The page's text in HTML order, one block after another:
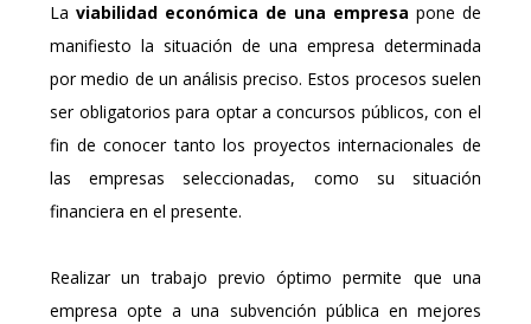
Laviabilidad económica de una empresa pone de
manifiesto la situación de una empresa determinada
por medio de un análisis preciso. Estos procesos suelen
ser obligatorios para optar a concursos públicos, con el
fin de conocer tanto los proyectos internacionales de
las empresas seleccionadas, como su situación
financiera en el presente.
Realizar un trabajo previo óptimo permite que una
empresa opte a una subvención pública en mejores